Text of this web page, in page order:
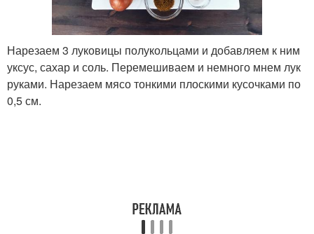
Нарезаем 3 луковицы полукольцами и добавляем к ним
уксус, сахар и соль. Перемешиваем и немного мнем лук
руками. Нарезаем мясо тонкими плоскими кусочками по
0,5 см.